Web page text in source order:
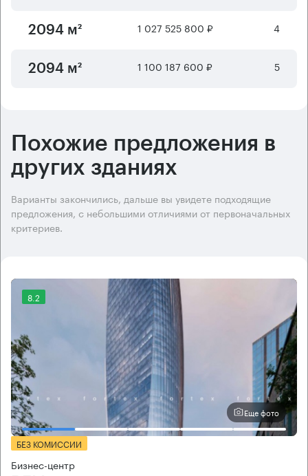
2094 м² 1 027 525 800 ₽ 4
2094 м² 1 100 187 600 ₽ 5
Похожие предложения в
других зданиях
Варианты закончились, дальше вы увидете подходящие
предложения, с небольшими отличиями от первоначальных
критериев.
8.2
Еще фото
БЕЗ КОМИССИИ
Бизнес-центр